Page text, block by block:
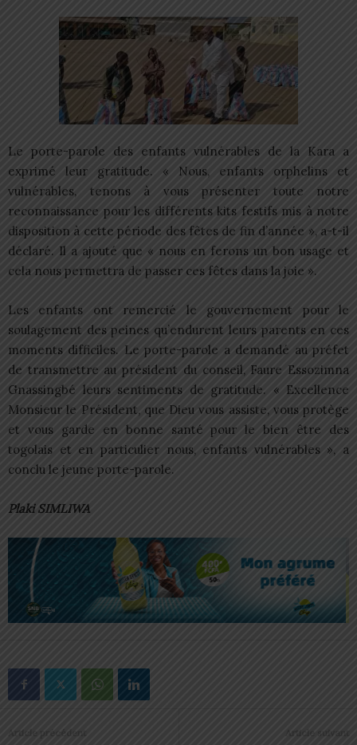
Le porte-parole des enfants vulnérables de la Kara a
exprimé leur gratitude. « Nous, enfants orphelins et
vulnérables, tenons à vous présenter toute notre
reconnaissance pour les différents kits festifs mis à notre
disposition à cette période des fêtes de fin d’année », a-t-il
déclaré. Il a ajouté que « nous en ferons un bon usage et
cela nous permettra de passer ces fêtes dans la joie ».
Les enfants ont remercié le gouvernement pour le
soulagement des peines qu’endurent leurs parents en ces
moments difficiles. Le porte-parole a demandé au préfet
de transmettre au président du conseil, Faure Essozimna
Gnassingbé leurs sentiments de gratitude. « Excellence
Monsieur le Président, que Dieu vous assiste, vous protège
et vous garde en bonne santé pour le bien être des
togolais et en particulier nous, enfants vulnérables », a
conclu le jeune porte-parole.
Plaki SIMLIWA
Article précédent Article suivant